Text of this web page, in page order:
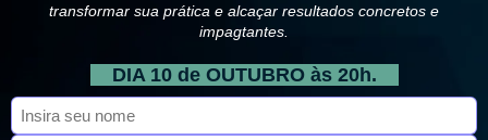
transformar sua prática e alcaçar resultados concretos e
impagtantes.
DIA 10 de OUTUBRO às 20h.